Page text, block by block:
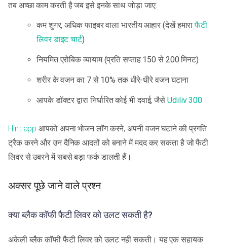
तब अच्छा काम करती है जब इसे इनके साथ जोड़ा जाए:
कम शुगर, अधिक फाइबर वाला भारतीय आहार (देखें हमाराफैटी
लिवर डाइट चार्ट)
नियमित एरोबिक व्यायाम (प्रति सप्ताह 150 से 200 मिनट)
शरीर के वजन का 7 से 10% तक धीरे-धीरे वजन घटाना
आपके डॉक्टर द्वारा निर्धारित कोई भी दवाई, जैसे Udiliv 300
Hint app आपको अपना भोजन लॉग करने, अपनी वजन घटाने की प्रगति
ट्रैक करने और उन दैनिक आदतों को बनाने में मदद कर सकता है जो फैटी
लिवर से उबरने में सबसे बड़ा फर्क डालती हैं।
अक्सर पूछे जाने वाले प्रश्न
क्या ब्लैक कॉफी फैटी लिवर को उलट सकती है?
अकेली ब्लैक कॉफी फैटी लिवर को उलट नहीं सकती। यह एक सहायक